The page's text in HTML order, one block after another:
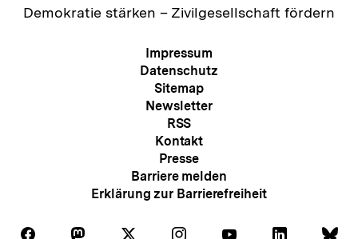
Zur
Demokratie stärken – Zivilgesellschaft fördern
Meta-
Navigation
Impressum
Datenschutz
Sitemap
Newsletter
RSS
Kontakt
Presse
Barriere melden
Erklärung zur Barrierefreiheit
Auf Auf